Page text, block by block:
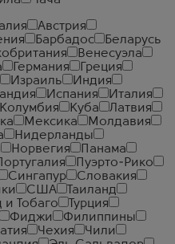
Австрия
Барбадос
Беларусь
Венесуэла
Германия
Греция
Израиль
Индия
Испания
Италия
Колумбия Куба
Латвия
Мексика
Молдавия
Нидерланды
Норвегия
Панама
Португалия
Пуэрто-Рико
Сингапур
Словакия
США
Таиланд
и Тобаго
Турция
Фиджи
Филиппины
Чехия
Чили